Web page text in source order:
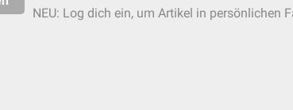
NEU: Log dich ein, um Artikel in persönlichen